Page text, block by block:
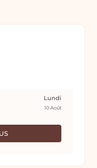
Lundi
10 Août